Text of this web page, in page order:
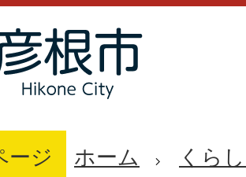
ージ ホーム くら